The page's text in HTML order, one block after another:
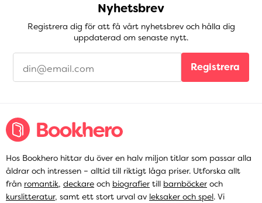
Nyhetsbrev
Registrera dig för att få vårt nyhetsbrev och hålla dig
uppdaterad om senaste nytt.
Registrera
Hos Bookhero hittar du över en halv miljon titlar som passar alla
åldrar och intressen – alltid till riktigt låga priser. Utforska allt
från romantik, deckare och biografier till barnböcker och
kurslitteratur, samt ett stort urval av leksaker och spel. Vi